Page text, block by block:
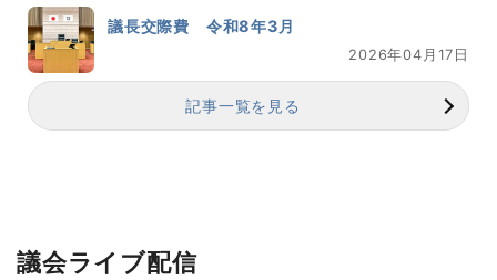
議長交際費 令和8年3月
2026年04月17日
記事一覧を見る
議会ライブ配信